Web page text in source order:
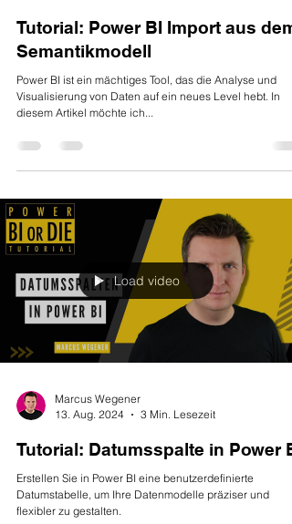
Tutorial: Power BI Import aus dem
Semantikmodell
Power BI ist ein mächtiges Tool, das die Analyse und
Visualisierung von Daten auf ein neues Level hebt. In
diesem Artikel möchte ich...
Load video
Marcus Wegener
13. Aug. 2024
3 Min. Lesezeit
Tutorial: Datumsspalte in Power BI
Erstellen Sie in Power BI eine benutzerdefinierte
Datumstabelle, um Ihre Datenmodelle präziser und
flexibler zu gestalten.